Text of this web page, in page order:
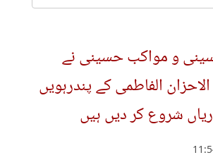
و مواکب حسینی نے
الفاطمی کے پندرہویں
شروع کر دیں ہیں